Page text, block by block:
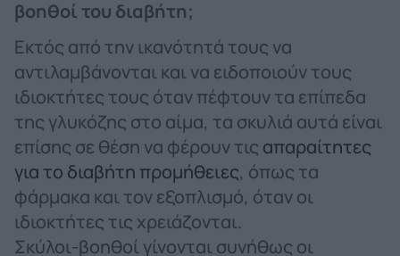
βοηθοί του διαβήτη;
Εκτός από την ικανότητά τους να
αντιλαμβάνονται και να ειδοποιούν τους
ιδιοκτήτες τους όταν πέφτουν τα επίπεδα
της γλυκόζης στο αίμα, τα σκυλιά αυτά είναι
επίσης σε θέση να φέρουν τις απαραίτητες
για το διαβήτη προμήθειες, όπως τα
φάρμακα και τον εξοπλισμό, όταν οι
ιδιοκτήτες τις χρειάζονται.
Σκύλοι-βοηθοί γίνονται συνήθως οι